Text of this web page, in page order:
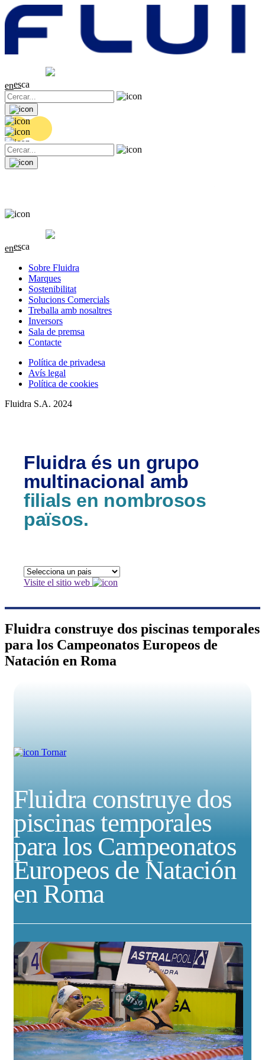
0.04 (+0.2%)
enesca
0.04 (+0.2%)
enesca
Sobre Fluidra
Marques
Sostenibilitat
Solucions Comercials
Treballa amb nosaltres
Inversors
Sala de premsa
Contacte
Política de privadesa
Avís legal
Política de cookies
Fluidra S.A. 2024
Fluidra és un grupo
multinacional amb
filials en nombrosos
països.
Visite el sitio web
Fluidra construye dos piscinas temporales
para los Campeonatos Europeos de
Natación en Roma
Tornar
Fluidra construye dos
piscinas temporales
para los Campeonatos
Europeos de Natación
en Roma